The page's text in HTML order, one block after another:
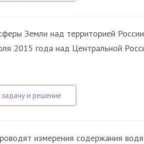
Земли над территорией
2015 года над Центральной
измерения содержания